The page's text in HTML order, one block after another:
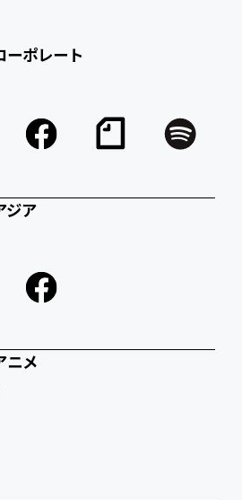
ーポレート
ジア
ニメ